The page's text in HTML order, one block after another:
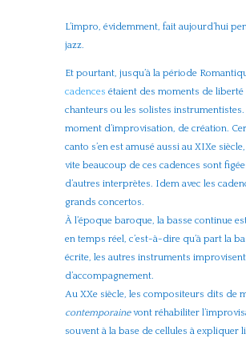
L’impro, évidemment, fait aujourd’hui
jazz.
Et pourtant, jusqu’à la période
cadences étaient des moments de liberté
chanteurs ou les solistes instrumentistes.
moment d’improvisation, de création.
canto s’en est amusé aussi au XIXe
vite beaucoup de ces cadences sont
d’autres interprètes. Idem avec les
grands concertos.
À l’époque baroque, la basse continue
en temps réel, c’est-à-dire qu’à part la
écrite, les autres instruments
d’accompagnement.
Au XXe siècle, les compositeurs dits de
contemporainevont réhabiliter
souvent à la base de cellules à expliquer